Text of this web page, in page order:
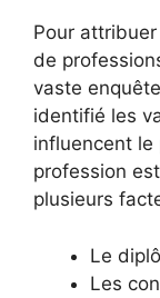
Pour
de
vaste
identifié les
influencent le
profession
plusieurs
Le
Les